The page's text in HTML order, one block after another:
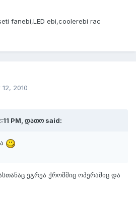
fanebi,LED ebi,coolerebi rac
2010
PM, დათო said:
ეგრეა ქრომშიც ოპერაშიც და